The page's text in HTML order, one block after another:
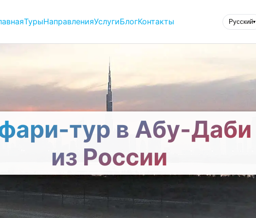
ТурыНаправленияУслугиБлогКонтакты Русский▾
тур в Абу-Даби
из России